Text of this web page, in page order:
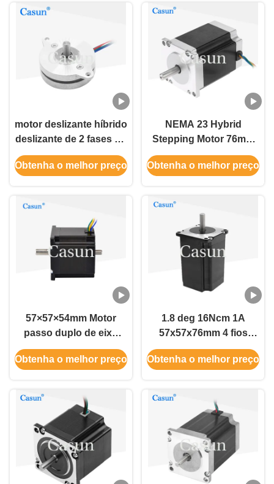
motor deslizante híbrido
deslizante de 2 fases do
Nema 22mNm 14 de
12.5mm
Obtenha o melhor preço
NEMA 23 Hybrid
Stepping Motor 76mm
Corpo 1.5N.M Para
Máquina CNC
Obtenha o melhor preço
57×57×54mm Motor
passo duplo de eixo
1.0A 0.9N.m NEMA 23
Com instrumentos de
Obtenha o melhor preço
1.8 deg 16Ncm 1A
57x57x76mm 4 fios
motor passo Nema 23
para automação
Obtenha o melhor preço